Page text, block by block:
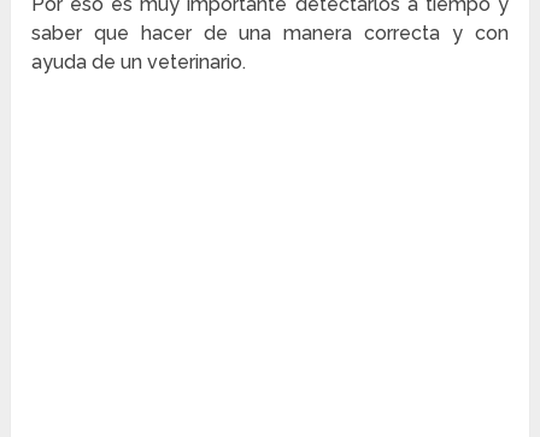
saber que hacer de una manera correcta y con
ayuda de un veterinario.